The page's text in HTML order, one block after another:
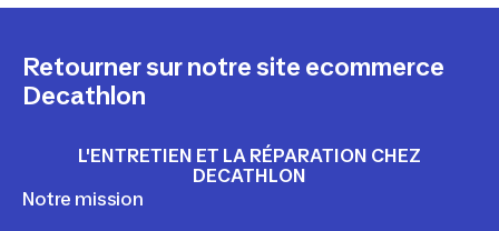
Retourner sur notre site ecommerce
Decathlon
L'ENTRETIEN ET LA RÉPARATION CHEZ
DECATHLON
Notre mission